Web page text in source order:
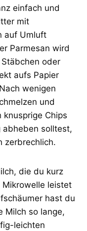
einfach und
mit
auf Umluft
Parmesan wird
oder
aufs Papier
wenigen
und
Chips
solltest,
zerbrechlich.
die du kurz
leistet
hast du
Milch so lange,
leichten